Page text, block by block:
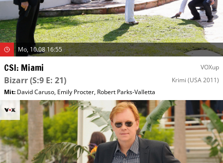
Mo, 10.08 16:55
CSI: Miami VOXup
Bizarr(S:9 E: 21) Krimi (USA 2011)
Mit: David Caruso, Emily Procter, Robert Parks-Valletta